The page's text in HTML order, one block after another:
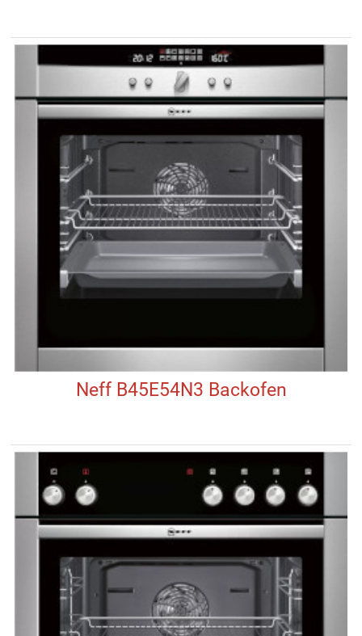
Neff B45E54N3 Backofen